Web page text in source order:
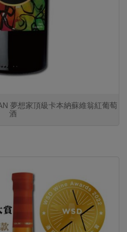
夢想家頂級卡本納蘇維翁紅葡萄
酒